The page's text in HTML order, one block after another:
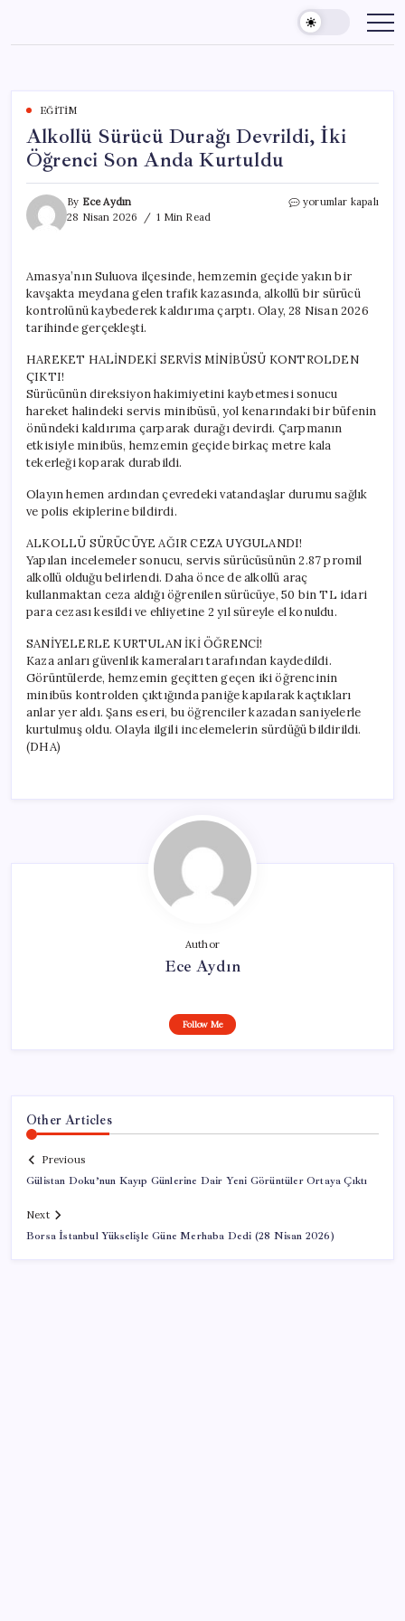
content
EĞITIM
Alkollü Sürücü Durağı Devrildi, İki
Öğrenci Son Anda Kurtuldu
By Ece Aydın
28 Nisan 2026
1 Min Read
Alkollü
Öğrenci
Son
Anda
yorumlar kapalı
Amasya’nın Suluova ilçesinde, hemzemin geçide yakın bir
kavşakta meydana gelen trafik kazasında, alkollü bir sürücü
kontrolünü kaybederek kaldırıma çarptı. Olay, 28 Nisan 2026
tarihinde gerçekleşti.
HAREKET HALİNDEKİ SERVİS MİNİBÜSÜ KONTROLDEN
ÇIKTI!
Sürücünün direksiyon hakimiyetini kaybetmesi sonucu
hareket halindeki servis minibüsü, yol kenarındaki bir büfenin
önündeki kaldırıma çarparak durağı devirdi. Çarpmanın
etkisiyle minibüs, hemzemin geçide birkaç metre kala
tekerleği koparak durabildi.
Olayın hemen ardından çevredeki vatandaşlar durumu sağlık
ve polis ekiplerine bildirdi.
ALKOLLÜ SÜRÜCÜYE AĞIR CEZA UYGULANDI!
Yapılan incelemeler sonucu, servis sürücüsünün 2.87 promil
alkollü olduğu belirlendi. Daha önce de alkollü araç
kullanmaktan ceza aldığı öğrenilen sürücüye, 50 bin TL idari
para cezası kesildi ve ehliyetine 2 yıl süreyle el konuldu.
SANİYELERLE KURTULAN İKİ ÖĞRENCİ!
Kaza anları güvenlik kameraları tarafından kaydedildi.
Görüntülerde, hemzemin geçitten geçen iki öğrencinin
minibüs kontrolden çıktığında paniğe kapılarak kaçtıkları
anlar yer aldı. Şans eseri, bu öğrenciler kazadan saniyelerle
kurtulmuş oldu. Olayla ilgili incelemelerin sürdüğü bildirildi.
(DHA)
Author
Ece Aydın
Follow Me
Other Articles
Previous
Gülistan Doku’nun Kayıp Günlerine Dair Yeni Görüntüler Ortaya Çıktı
Next
Borsa İstanbul Yükselişle Güne Merhaba Dedi (28 Nisan 2026)